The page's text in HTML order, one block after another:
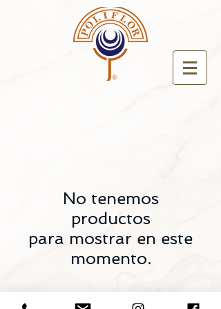
No tenemos
productos
para mostrar en este
momento.